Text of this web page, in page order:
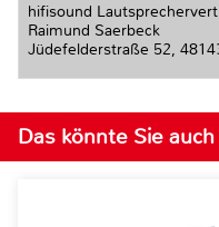
hifisound
Raimund Saerbeck
Jüdefelderstraße 52,
Das könnte Sie